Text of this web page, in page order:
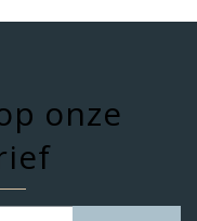
onze